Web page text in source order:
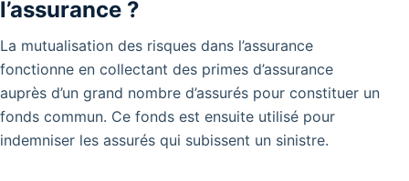
l’assurance ?
La mutualisation des risques dans l’assurance
fonctionne en collectant des primes d’assurance
auprès d’un grand nombre d’assurés pour constituer un
fonds commun. Ce fonds est ensuite utilisé pour
indemniser les assurés qui subissent un sinistre.